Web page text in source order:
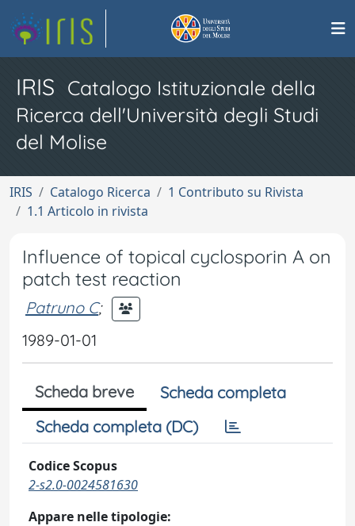
IRIS Catalogo Istituzionale della
Ricerca dell'Università degli Studi
del Molise
IRIS Catalogo Ricerca
1 Contributo su Rivista
1.1 Articolo in rivista
Influence of topical cyclosporin A on
patch test reaction
Patruno C;
1989-01-01
Scheda breve
Scheda completa
Scheda completa (DC)
Codice Scopus
2-s2.0-0024581630
Appare nelle tipologie: